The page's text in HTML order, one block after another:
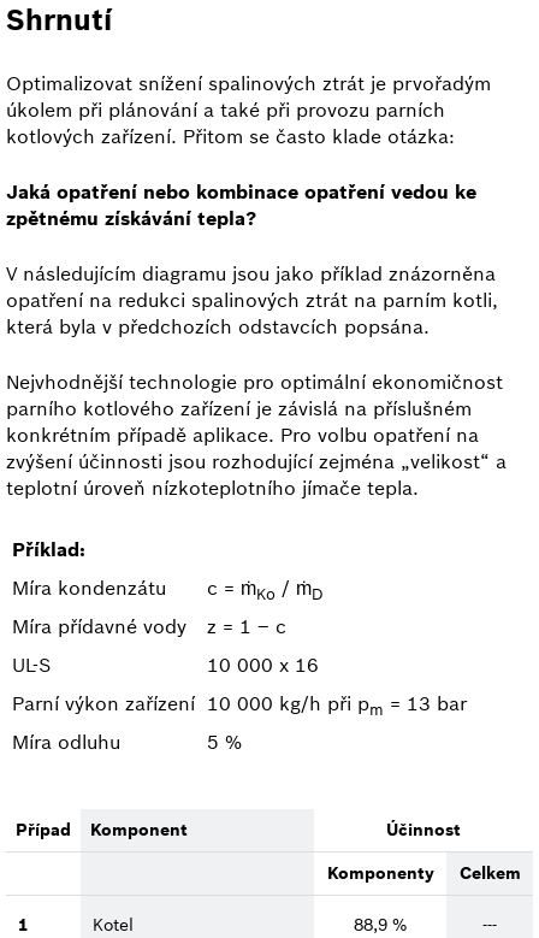
Shrnutí
Optimalizovat snížení spalinových ztrát je prvořadým
úkolem při plánování a také při provozu parních
kotlových zařízení. Přitom se často klade otázka:
Jaká opatření nebo kombinace opatření vedou ke
zpětnému získávání tepla?
V následujícím diagramu jsou jako příklad znázorněna
opatření na redukci spalinových ztrát na parním kotli,
která byla v předchozích odstavcích popsána.
Nejvhodnější technologie pro optimální ekonomičnost
parního kotlového zařízení je závislá na příslušném
konkrétním případě aplikace. Pro volbu opatření na
zvýšení účinnosti jsou rozhodující zejména „velikost“ a
teplotní úroveň nízkoteplotního jímače tepla.
Příklad:
Míra kondenzátu
c = ṁKo / ṁD
Míra přídavné vody
z = 1 – c
UL-S
10 000 x 16
Parní výkon zařízení 10 000 kg/h při pm = 13 bar
Míra odluhu
5 %
Případ Komponent
Účinnost
Komponenty
Celkem
1 Kotel 88,9 % ---